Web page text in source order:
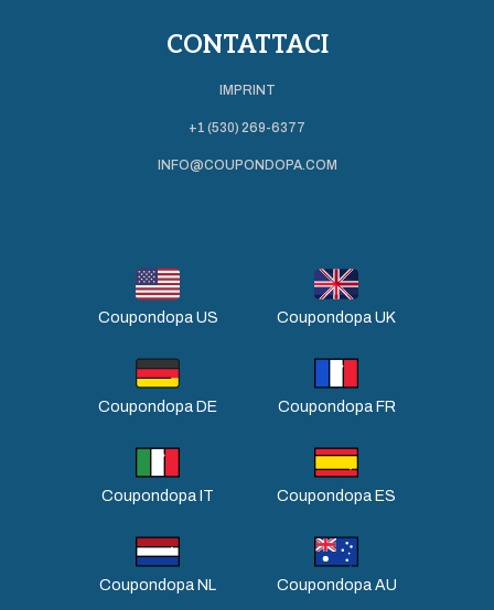
CONTATTACI
IMPRINT
+1 (530) 269-6377
INFO@COUPONDOPA.COM
Coupondopa US Coupondopa UK
Coupondopa DE Coupondopa FR
Coupondopa IT Coupondopa ES
Coupondopa NL Coupondopa AU